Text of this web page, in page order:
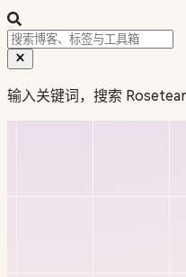
输入关键词，搜索